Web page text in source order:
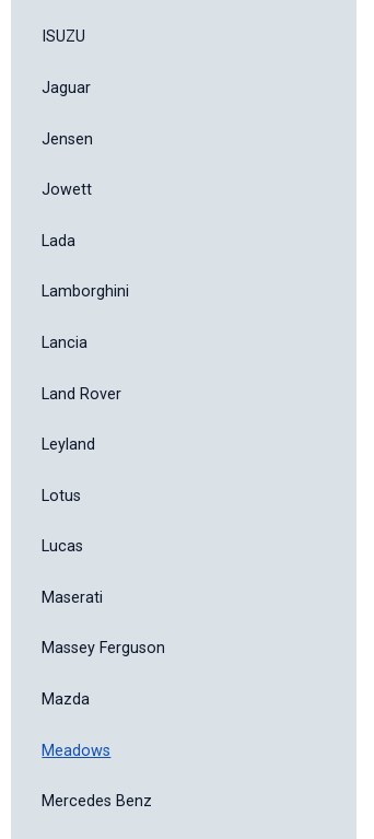
ISUZU
Jaguar
Jensen
Jowett
Lada
Lamborghini
Lancia
Land Rover
Leyland
Lotus
Lucas
Maserati
Massey Ferguson
Mazda
Meadows
Mercedes Benz